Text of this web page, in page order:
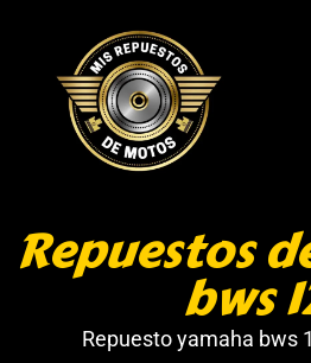
Repuestos
bws
Repuesto yamaha bws